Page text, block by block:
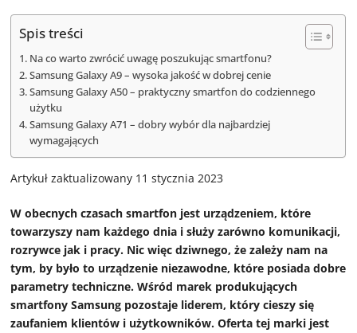
Spis treści
Na co warto zwrócić uwagę poszukując smartfonu?
Samsung Galaxy A9 – wysoka jakość w dobrej cenie
Samsung Galaxy A50 – praktyczny smartfon do codziennego
użytku
Samsung Galaxy A71 – dobry wybór dla najbardziej
wymagających
Artykuł zaktualizowany 11 stycznia 2023
W obecnych czasach smartfon jest urządzeniem, które
towarzyszy nam każdego dnia i służy zarówno komunikacji,
rozrywce jak i pracy. Nic więc dziwnego, że zależy nam na
tym, by było to urządzenie niezawodne, które posiada dobre
parametry techniczne. Wśród marek produkujących
smartfony Samsung pozostaje liderem, który cieszy się
zaufaniem klientów i użytkowników. Oferta tej marki jest